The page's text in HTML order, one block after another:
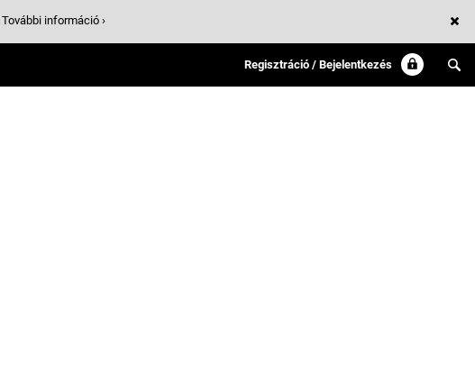
Regisztráció / Bejelentkezés
További információ ›